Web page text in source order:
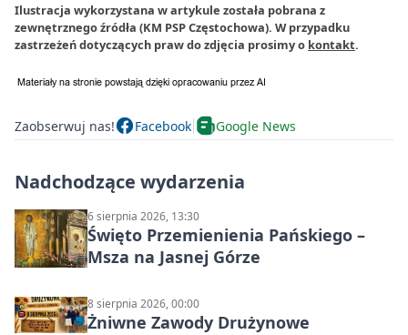
Ilustracja wykorzystana w artykule została pobrana z
zewnętrznego źródła (KM PSP Częstochowa). W przypadku
zastrzeżeń dotyczących praw do zdjęcia prosimy o kontakt.
Zaobserwuj nas! Facebook Google News
Nadchodzące wydarzenia
6 sierpnia 2026, 13:30
Święto Przemienienia Pańskiego –
Msza na Jasnej Górze
8 sierpnia 2026, 00:00
Żniwne Zawody Drużynowe